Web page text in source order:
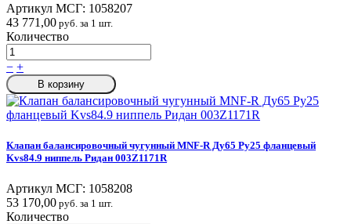
Артикул МСГ: 1058207
43 771,00 руб. за 1 шт.
Количество
− +
В корзину
Клапан балансировочный чугунный MNF-R Ду65 Ру25 фланцевый
Kvs84.9 ниппель Ридан 003Z1171R
Артикул МСГ: 1058208
53 170,00 руб. за 1 шт.
Количество